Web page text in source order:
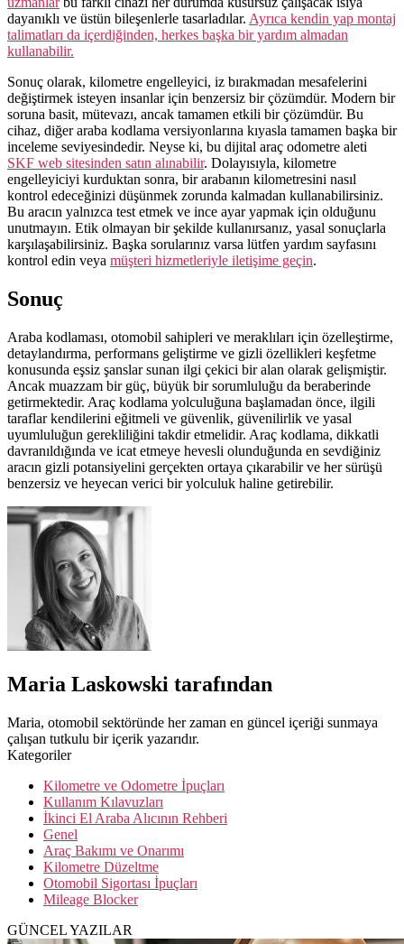
dayanıklı ve üstün bileşenlerle tasarladılar. Ayrıca kendin yap montaj
talimatları da içerdiğinden, herkes başka bir yardım almadan
kullanabilir.
Sonuç olarak, kilometre engelleyici, iz bırakmadan mesafelerini
değiştirmek isteyen insanlar için benzersiz bir çözümdür. Modern bir
soruna basit, mütevazı, ancak tamamen etkili bir çözümdür. Bu
cihaz, diğer araba kodlama versiyonlarına kıyasla tamamen başka bir
inceleme seviyesindedir. Neyse ki, bu dijital araç odometre aleti
SKF web sitesinden satın alınabilir. Dolayısıyla, kilometre
engelleyiciyi kurduktan sonra, bir arabanın kilometresini nasıl
kontrol edeceğinizi düşünmek zorunda kalmadan kullanabilirsiniz.
Bu aracın yalnızca test etmek ve ince ayar yapmak için olduğunu
unutmayın. Etik olmayan bir şekilde kullanırsanız, yasal sonuçlarla
karşılaşabilirsiniz. Başka sorularınız varsa lütfen yardım sayfasını
kontrol edin veya müşteri hizmetleriyle iletişime geçin.
Sonuç
Araba kodlaması, otomobil sahipleri ve meraklıları için özelleştirme,
detaylandırma, performans geliştirme ve gizli özellikleri keşfetme
konusunda eşsiz şanslar sunan ilgi çekici bir alan olarak gelişmiştir.
Ancak muazzam bir güç, büyük bir sorumluluğu da beraberinde
getirmektedir. Araç kodlama yolculuğuna başlamadan önce, ilgili
taraflar kendilerini eğitmeli ve güvenlik, güvenilirlik ve yasal
uyumluluğun gerekliliğini takdir etmelidir. Araç kodlama, dikkatli
davranıldığında ve icat etmeye hevesli olunduğunda en sevdiğiniz
aracın gizli potansiyelini gerçekten ortaya çıkarabilir ve her sürüşü
benzersiz ve heyecan verici bir yolculuk haline getirebilir.
Maria Laskowski tarafından
Maria, otomobil sektöründe her zaman en güncel içeriği sunmaya
çalışan tutkulu bir içerik yazarıdır.
Kategoriler
Kilometre ve Odometre İpuçları
Kullanım Kılavuzları
İkinci El Araba Alıcının Rehberi
Genel
Araç Bakımı ve Onarımı
Kilometre Düzeltme
Otomobil Sigortası İpuçları
Mileage Blocker
GÜNCEL YAZILAR